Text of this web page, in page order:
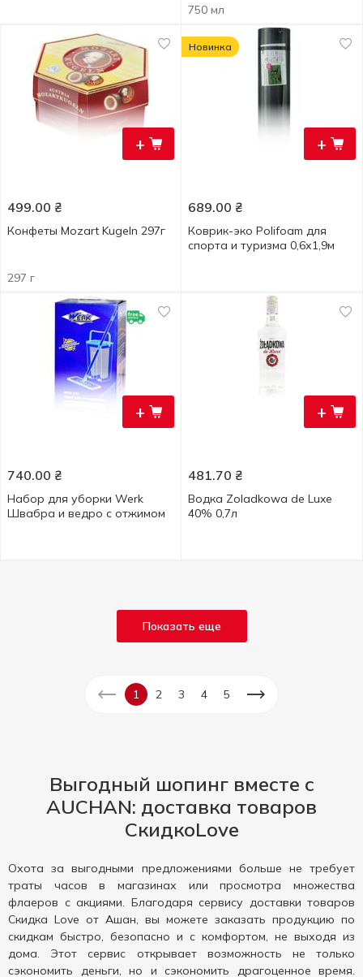
750 мл
+
499.00 ₴
Конфеты Mozart Kugeln 297г
297 г
+
Новинка
689.00 ₴
Коврик-эко Polifoam для
спорта и туризма 0,6х1,9м
+
740.00 ₴
Набор для уборки Werk
Швабра и ведро с отжимом
+
481.70 ₴
Водка Zoladkowa de Luxe
40% 0,7л
Показать еще
1 2 3 4 5
Выгодный шопинг вместе с
AUCHAN: доставка товаров
СкидкоLove
Охота за выгодными предложениями больше не требует
траты часов в магазинах или просмотра множества
флаеров с акциями. Благодаря сервису доставки товаров
Скидка Love от Ашан, вы можете заказать продукцию по
скидкам быстро, безопасно и с комфортом, не выходя из
дома. Этот сервис открывает возможность не только
сэкономить деньги, но и сэкономить драгоценное время.